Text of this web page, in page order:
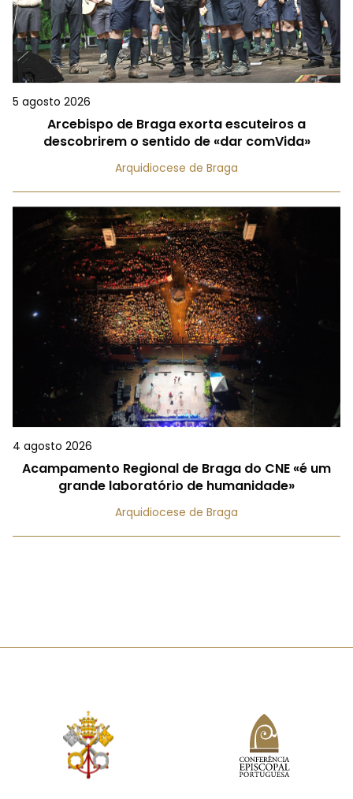
5 agosto 2026
Arcebispo de Braga exorta escuteiros a
descobrirem o sentido de «dar comVida»
Arquidiocese de Braga
4 agosto 2026
Acampamento Regional de Braga do CNE «é um
grande laboratório de humanidade»
Arquidiocese de Braga